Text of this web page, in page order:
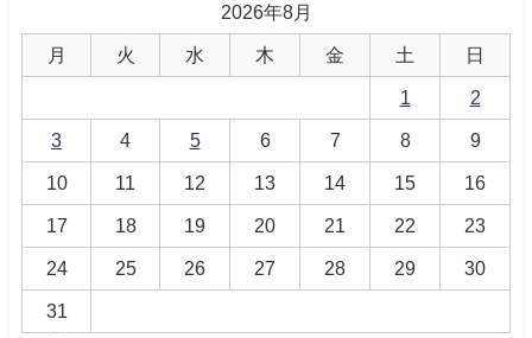
2026年8月
月 火 水 木 金 土 日
1 2
3 4 5 6 7 8 9
10 11 12 13 14 15 16
17 18 19 20 21 22 23
24 25 26 27 28 29 30
31